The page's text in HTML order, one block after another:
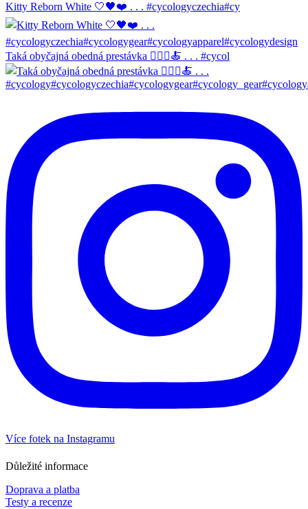
Kitty Reborn White 🤍🖤❤️ . . . #cycologyczechia#cy
Taká obyčajná obedná prestávka 🚴🏼‍♀️🍝 . . . #cycol
Více fotek na Instagramu
Důležité informace
Doprava a platba
Testy a recenze